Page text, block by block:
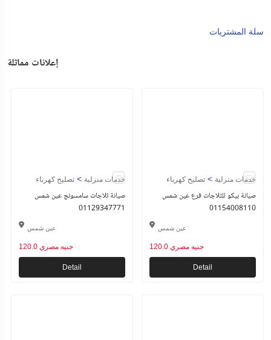
سلة المشتريات
إعلانات مماثلة
خدمات منزلية > تصليح كهرباء
صيانة ثلاجات سامسونج عين شمس
01129347771
عين شمس
120.0 جنيه مصري
Detail
خدمات منزلية > تصليح كهرباء
صيانة بيكو للثلاجات فرع عين شمس
01154008110
عين شمس
120.0 جنيه مصري
Detail